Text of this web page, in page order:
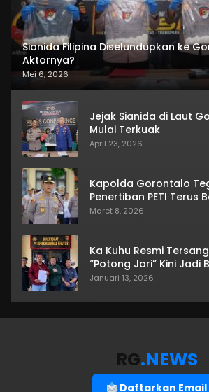
Sianida Filipina Diselundupkan ke
Aktornya?
Mei 6, 2026
Jejak Sianida di Laut
Mulai Terkuak
April 23, 2026
Kapolda Gorontalo
Penertiban PETI Terus
Maret 8, 2026
Ka Kuhu Resmi
“Potong Jari” Kini Jadi
Januari 13, 2026
RG.NEWS
Daftarkan Email